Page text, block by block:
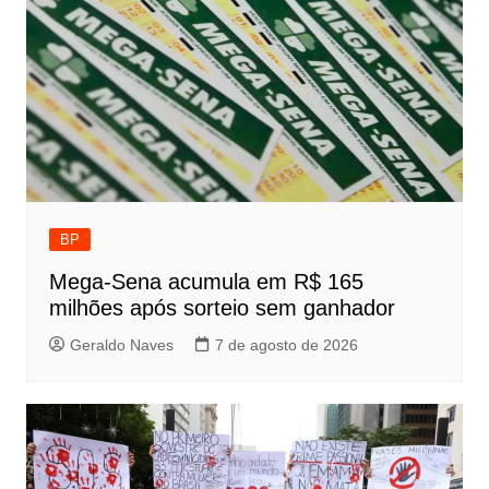
BP
Mega-Sena acumula em R$ 165
milhões após sorteio sem ganhador
Geraldo Naves 7 de agosto de 2026